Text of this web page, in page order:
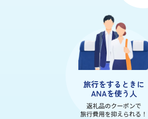
旅行をするときに
ANAを使う人
返礼品のクーポンで
旅行費用を抑えられる！